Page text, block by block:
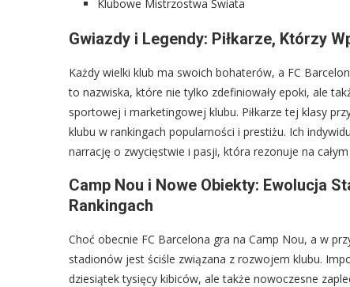
Klubowe Mistrzostwa Świata
Gwiazdy i Legendy: Piłkarze, Którzy
Każdy wielki klub ma swoich bohaterów, a FC
to nazwiska, które nie tylko zdefiniowały epoki, ale
sportowej i marketingowej klubu. Piłkarze tej klasy
klubu w rankingach popularności i prestiżu. Ich
narrację o zwycięstwie i pasji, która rezonuje na całym
Camp Nou i Nowe Obiekty: Ewolucja
Rankingach
Choć obecnie FC Barcelona gra na Camp Nou, a w
stadionów jest ściśle związana z rozwojem klubu.
dziesiątek tysięcy kibiców, ale także nowoczesne